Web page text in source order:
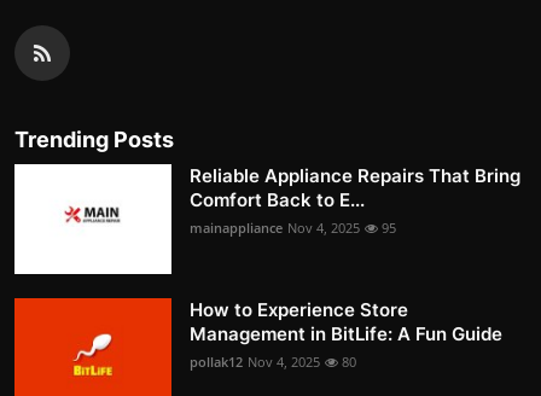
Trending Posts
Reliable Appliance Repairs That Bring
Comfort Back to E...
mainappliance Nov 4, 2025 95
How to Experience Store
Management in BitLife: A Fun Guide
pollak12 Nov 4, 2025 80